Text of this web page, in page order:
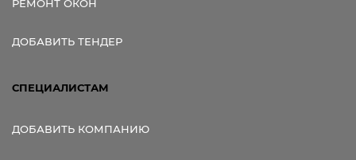
РЕМОНТ ОКОН
ДОБАВИТЬ ТЕНДЕР
СПЕЦИАЛИСТАМ
ДОБАВИТЬ КОМПАНИЮ